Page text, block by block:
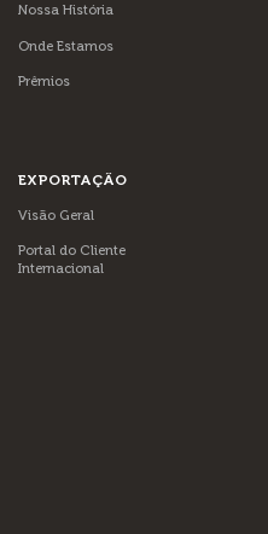
Nossa História
Onde Estamos
Prêmios
EXPORTAÇÃO
Visão Geral
Portal do Cliente
Internacional